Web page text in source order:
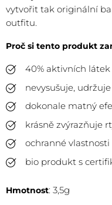
vytvořit tak originální
outfitu.
Proč si tento produkt
40% aktivních látek
nevysušuje,
dokonale matný
krásně zvýrazňuje
ochranné vlastnosti
bio produkt s
Hmotnost: 3,5g